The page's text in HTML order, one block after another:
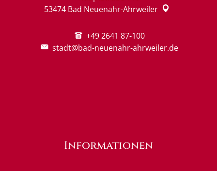
53474 Bad Neuenahr-Ahrweiler
+49 2641 87-100
stadt@bad-neuenahr-ahrweiler.de
Informationen